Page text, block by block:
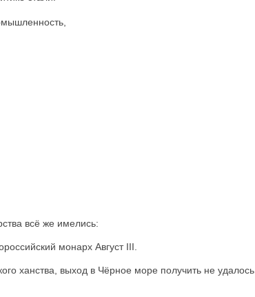
всё же имелись:
монарх Август III.
ханства, выход в Чёрное море получить не удалось.